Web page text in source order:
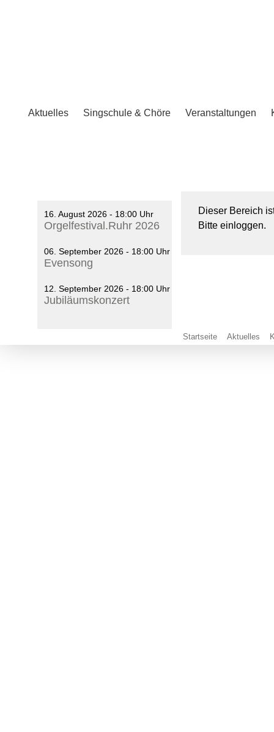
Aktuelles Singschule & Chöre Veranstaltungen
16. August 2026 - 18:00 Uhr
Orgelfestival.Ruhr 2026
06. September 2026 - 18:00 Uhr
Evensong
12. September 2026 - 18:00 Uhr
Jubiläumskonzert
Dieser Bereich
Bitte einloggen.
Startseite Aktuelles